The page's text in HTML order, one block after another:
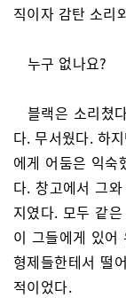
직이자 감탄 소리
누구 없나요?
블랙은 소리쳤
다. 무서웠다. 하
에게 어둠은 익숙
다. 창고에서 그
지였다. 모두 같
이 그들에게 있어
형제들한테서 떨
적이었다.